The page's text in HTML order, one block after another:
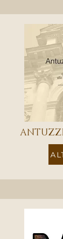
ANTUZZI